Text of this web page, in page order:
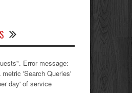
Error message:
'Search Queries'
day' of service